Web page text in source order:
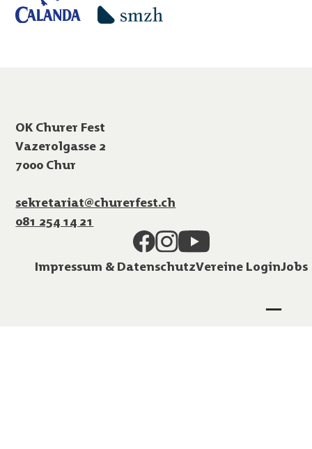
OK Churer Fest
Vazerolgasse 2
7000 Chur
sekretariat@churerfest.ch
081 254 14 21
Impressum & DatenschutzVereine LoginJobs